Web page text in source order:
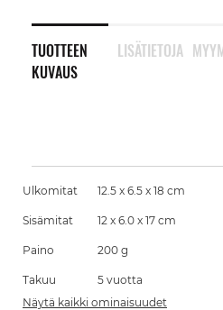
TUOTTEEN
KUVAUS
LISÄTIETOJA
Ulkomitat 12.5 x 6.5 x 18 cm
Sisämitat 12 x 6.0 x 17 cm
Paino 200 g
Takuu
5 vuotta
Näytä kaikki ominaisuudet